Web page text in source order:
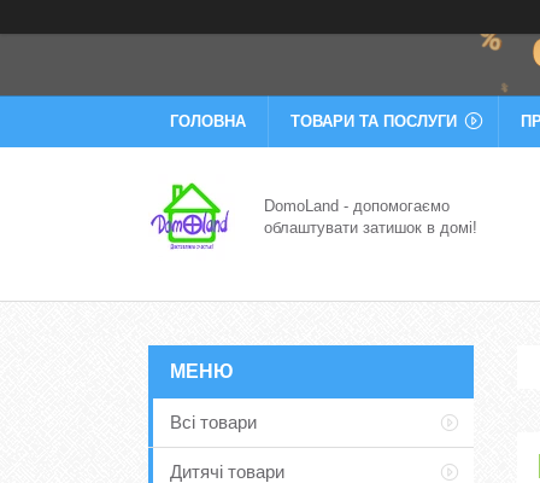
ГОЛОВНА ТОВАРИ ТА ПОСЛУГИ
DomoLand - допомогаємо
облаштувати затишок в домі!
Всі товари
Дитячі товари